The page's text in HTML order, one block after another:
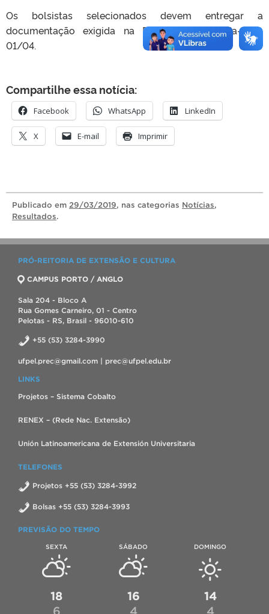
Os bolsistas selecionados devem entregar a
documentação exigida na PREC até segunda-feira,
01/04.
Compartilhe essa notícia:
Facebook WhatsApp LinkedIn
X E-mail Imprimir
Publicado em 29/03/2019, nas categorias Notícias,
Resultados.
PRÓ-REITORIA DE EXTENSÃO E CULTURA
CAMPUS PORTO / ANGLO
Sala 204 - Bloco A
Rua Gomes Carneiro, 01 - Centro
Pelotas - RS, Brasil - 96010-610
+55 (53) 3284-3990
ufpel.prec@gmail.com | prec@ufpel.edu.br
LINKS
Projetos – Sistema Cobalto
RENEX – (Rede Nac. Extensão)
Unión Latinoamericana de Extensión Universitaria
TELEFONES
Projetos +55 (53) 3284-3992
Bolsas +55 (53) 3284-3993
PREVISÃO DO TEMPO
SEXTA
18
6
SÁBADO
16
4
DOMINGO
14
4